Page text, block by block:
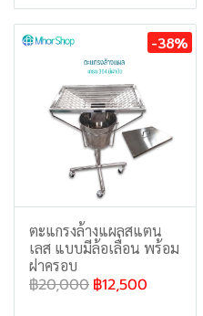
-38%
ตะแกรงล้างแผลสแตน
เลส แบบมีล้อเลื่อน พร้อม
ฝาครอบ
฿20,000 ฿12,500